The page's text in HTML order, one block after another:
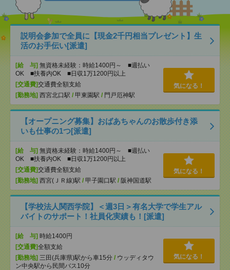
説明会参加で全員に【現金2千円相当プレゼント】生
活のお手伝い[派遣]
[給 与] 無資格未経験：時給1400円～ ■週払い
OK ■扶養内OK ■日収1万1200円以上
[交通費]交通費全額支給
[勤務地] 西宮北口駅 / 甲東園駅 / 門戸厄神駅
気になる！
【オープニング募集】おばあちゃんのお散歩付き添
いも仕事の1つ[派遣]
[給 与] 無資格未経験：時給1400円～ ■週払い
OK ■扶養内OK ■日収1万1200円以上
[交通費]交通費全額支給
[勤務地] 西宮(ＪＲ線)駅 / 甲子園口駅 / 阪神国道駅
気になる！
【学校法人関西学院】＜週3日＞有名大学で学生アル
バイトのサポート！社員化実績も！[派遣]
[給 与] 時給1400円
[交通費]全額支給
[勤務地] 三田(兵庫県)駅から車15分 / ウッディタウ
ン中央駅から民間バス10分
気になる！